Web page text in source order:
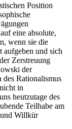
Position
eine absolute,
wenn sie die
und sich
Zerstreuung
der
Rationalismus
in
heutzutage des
Teilhabe am
Willkür